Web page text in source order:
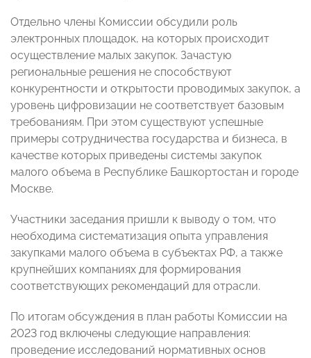
Отдельно члены Комиссии обсудили роль
электронных площадок, на которых происходит
осуществление малых закупок. Зачастую
региональные решения не способствуют
конкурентности и открытости проводимых закупок, а
уровень цифровизации не соответствует базовым
требованиям. При этом существуют успешные
примеры сотрудничества государства и бизнеса, в
качестве которых приведены системы закупок
малого объема в Республике Башкортостан и городе
Москве.
Участники заседания пришли к выводу о том, что
необходима систематизация опыта управления
закупками малого объема в субъектах РФ, а также
крупнейших компаниях для формирования
соответствующих рекомендаций для отрасли.
По итогам обсуждения в план работы Комиссии на
2023 год включены следующие направления:
проведение исследований нормативных основ